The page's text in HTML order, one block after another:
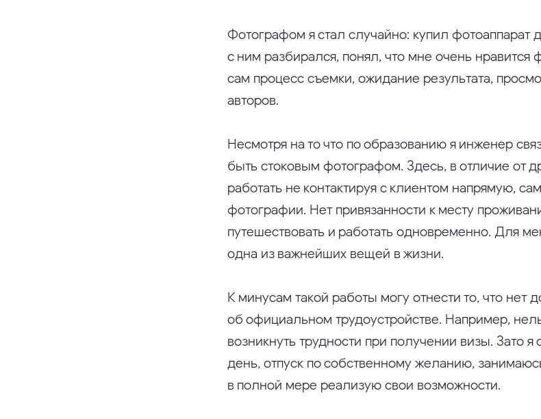
Фотографом я стал случайно: купил фотоаппарат
с ним разбирался, понял, что мне очень нравится
сам процесс съемки, ожидание результата,
авторов.
Несмотря на то что по образованию я инженер
быть стоковым фотографом. Здесь, в отличие от
работать не контактируя с клиентом напрямую,
фотографии. Нет привязанности к месту
путешествовать и работать одновременно. Для
одна из важнейших вещей в жизни.
К минусам такой работы могу отнести то, что нет
об официальном трудоустройстве. Например,
возникнуть трудности при получении визы. Зато
день, отпуск по собственному желанию,
в полной мере реализую свои возможности.